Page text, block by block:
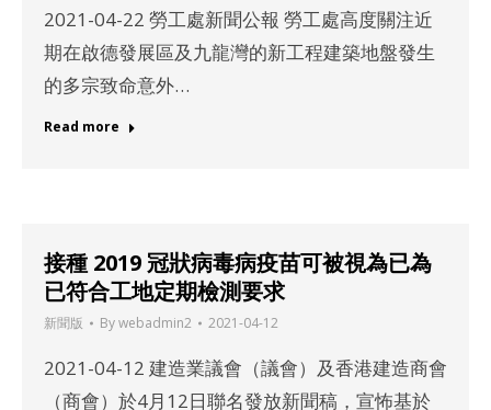
2021-04-22 勞工處新聞公報 勞工處高度關注近
期在啟德發展區及九龍灣的新工程建築地盤發生
的多宗致命意外…
Read more
接種 2019 冠狀病毒病疫苗可被視為已為
已符合工地定期檢測要求
新聞版 Bywebadmin2 2021-04-12
2021-04-12 建造業議會（議會）及香港建造商會
（商會）於4月12日聯名發放新聞稿，宣怖基於